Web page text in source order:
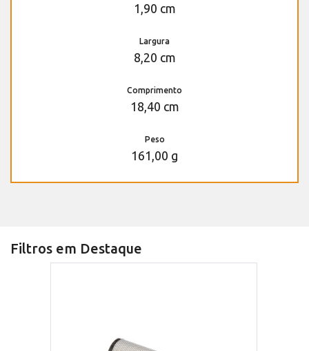
1,90 cm
Largura
8,20 cm
Comprimento
18,40 cm
Peso
161,00 g
Filtros em Destaque